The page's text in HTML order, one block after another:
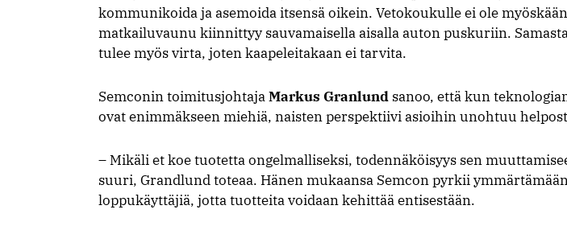
kommunikoida ja asemoida itsensä oikein. Vetokoukulle ei ole
matkailuvaunu kiinnittyy sauvamaisella aisalla auton puskuriin.
tulee myös virta, joten kaapeleitakaan ei tarvita.
Semconin toimitusjohtajaMarkus Granlund sanoo, että kun
ovat enimmäkseen miehiä, naisten perspektiivi asioihin unohtuu
– Mikäli et koe tuotetta ongelmalliseksi, todennäköisyys sen
suuri, Grandlund toteaa. Hänen mukaansa Semcon pyrkii
loppukäyttäjiä, jotta tuotteita voidaan kehittää entisestään.